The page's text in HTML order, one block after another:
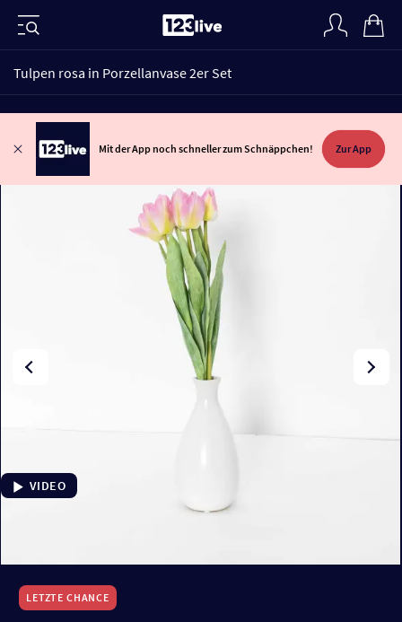
Tulpen rosa in Porzellanvase 2er Set
Mit der App noch schneller zum Schnäppchen! Zur App
VIDEO
LETZTE CHANCE